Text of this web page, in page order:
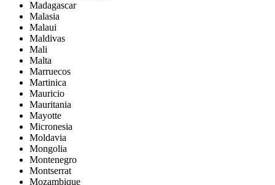
Madagascar
Malasia
Malaui
Maldivas
Mali
Malta
Marruecos
Martinica
Mauricio
Mauritania
Mayotte
Micronesia
Moldavia
Mongolia
Montenegro
Montserrat
Mozambique